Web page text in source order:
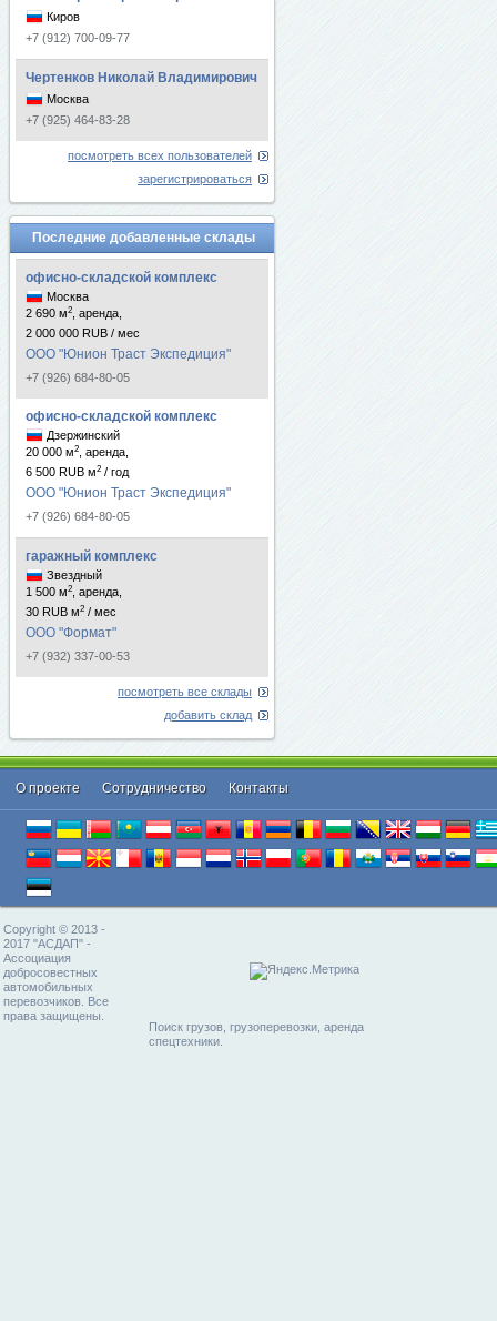
Киров
+7 (912) 700-09-77
Чертенков Николай Владимирович
Москва
+7 (925) 464-83-28
посмотреть всех пользователей
зарегистрироваться
Последние добавленные склады
офисно-складской комплекс
Москва
2 690 м2
, аренда,
2 000 000 RUB / мес
ООО "Юнион Траст Экспедиция"
+7 (926) 684-80-05
офисно-складской комплекс
Дзержинский
20 000 м2
, аренда,
6 500 RUB м2 / год
ООО "Юнион Траст Экспедиция"
+7 (926) 684-80-05
гаражный комплекс
Звездный
1 500 м2
, аренда,
30 RUB м2 / мес
ООО "Формат"
+7 (932) 337-00-53
посмотреть все склады
добавить склад
О проекте Cотрудничество Контакты
Copyright © 2013 -
2017 "АСДАП" -
Ассоциация
добросовестных
автомобильных
перевозчиков. Все
права защищены.
Поиск грузов, грузоперевозки, аренда
спецтехники.